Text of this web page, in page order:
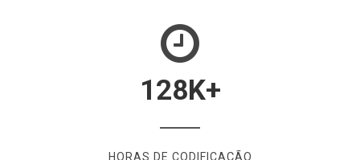
128K+
HORAS DE CODIFICAÇÃO